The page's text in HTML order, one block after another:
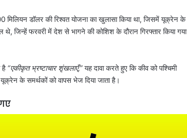
मिलियन डॉलर की रिश्वत योजना का खुलासा किया था, जिसमें यूक्रेन के
थे, जिन्हें फरवरी में देश से भागने की कोशिश के दौरान गिरफ्तार किया गया
है “एकीकृत भ्रष्टाचार शृंखलाएँ,”यह दावा करते हुए कि कीव को पश्चिमी
यूक्रेन के समर्थकों को वापस भेज दिया जाता है।